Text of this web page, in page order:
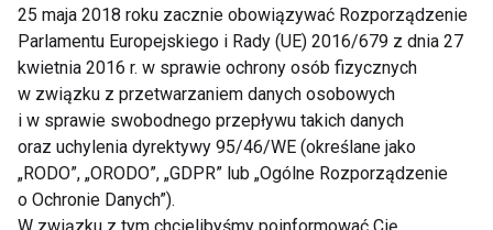
detoksykacyjnych organizmu polega na
codziennym dbaniu o zdrowe nawyki, a nie na
okresowych, radykalnych interwencjach.
Zdrowe alternatywy dla
szybkiego detoksu
25 maja 2018 roku zacznie obowiązywać Rozporządzenie
Parlamentu Europejskiego i Rady (UE) 2016/679 z dnia 27
kwietnia 2016 r. w sprawie ochrony osób fizycznych
w związku z przetwarzaniem danych osobowych
i w sprawie swobodnego przepływu takich danych
oraz uchylenia dyrektywy 95/46/WE (określane jako
„RODO”, „ORODO”, „GDPR” lub „Ogólne Rozporządzenie
o Ochronie Danych”).
W związku z tym chcielibyśmy poinformować Cię